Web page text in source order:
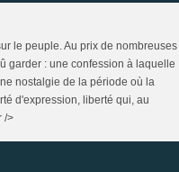
le peuple. Au prix de nombreuses
garder : une confession à laquelle
nostalgie de la période où la
d'expression, liberté qui, au
/>